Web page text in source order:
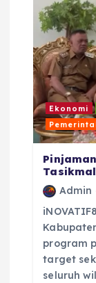
p
o
s
Ekonomi
Admin
program
target
seluruh